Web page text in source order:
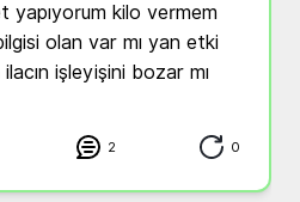
yapıyorum kilo vermem
olan var mı yan etki
işleyişini bozar mı
2 0